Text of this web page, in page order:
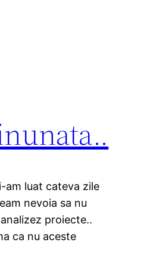
am luat cateva zile
nevoia sa nu
proiecte..
ca nu aceste